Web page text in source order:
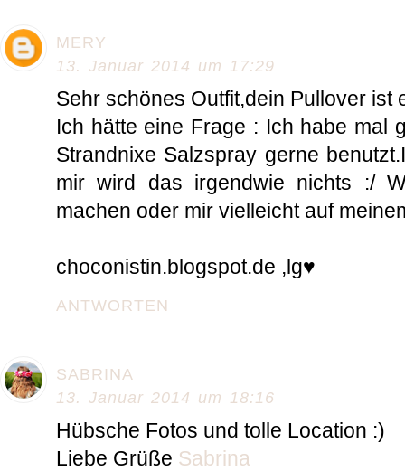
MERY
13. Januar 2014 um 17:29
Sehr schönes Outfit,dein Pullover ist
Ich hätte eine Frage : Ich habe mal
Strandnixe Salzspray gerne
mir wird das irgendwie nichts :/
machen oder mir vielleicht auf
choconistin.blogspot.de ,lg♥
ANTWORTEN
SABRINA
13. Januar 2014 um 18:16
Hübsche Fotos und tolle Location :)
Liebe Grüße Sabrina